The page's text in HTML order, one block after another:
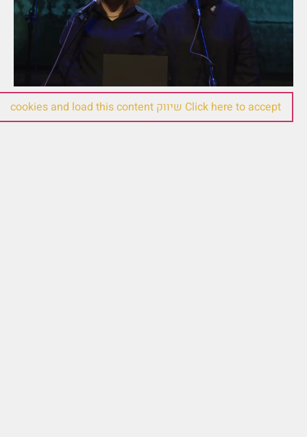
Click here to accept שיווק cookies and load this content